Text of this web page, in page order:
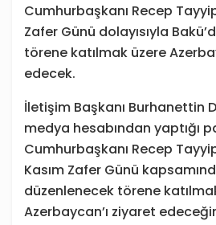
Cumhurbaşkanı Recep
Zafer Günü dolayısıyla
törene katılmak üzere
edecek.
İletişim Başkanı Burhanettin
medya hesabından yaptığı
Cumhurbaşkanı Recep
Kasım Zafer Günü
düzenlenecek törene
Azerbaycan’ı ziyaret